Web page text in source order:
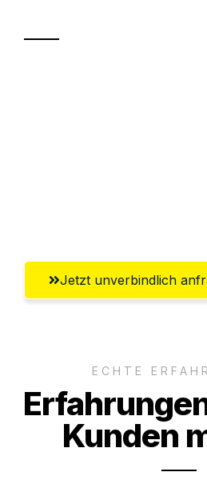
Jetzt unverbindlich
ECHTE
Kunden